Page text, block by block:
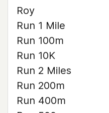
Roy
Run 1 Mile
Run 100m
Run 10K
Run 2 Miles
Run 200m
Run 400m